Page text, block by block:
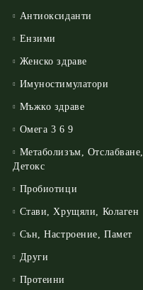
Антиоксиданти
Ензими
Женско здраве
Имуностимулатори
Мъжко здраве
Омега 3 6 9
Метаболизъм, Отслабване,
Детокс
Пробиотици
Стави, Хрущяли, Колаген
Сън, Настроение, Памет
Други
Протеини